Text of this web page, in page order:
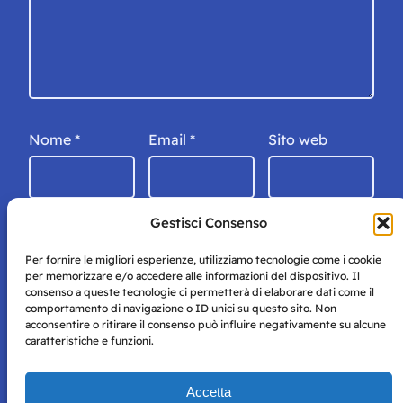
Gestisci Consenso
Per fornire le migliori esperienze, utilizziamo tecnologie come i cookie
per memorizzare e/o accedere alle informazioni del dispositivo. Il
consenso a queste tecnologie ci permetterà di elaborare dati come il
comportamento di navigazione o ID unici su questo sito. Non
acconsentire o ritirare il consenso può influire negativamente su alcune
caratteristiche e funzioni.
Accetta
Nome * Email * Sito web
Storie di Napoli è una testata registrata presso il tribunale di